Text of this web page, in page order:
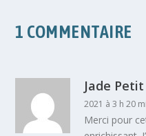
1 COMMENTAIRE
Jade Petit
2021 à 3 h 20
Merci pour